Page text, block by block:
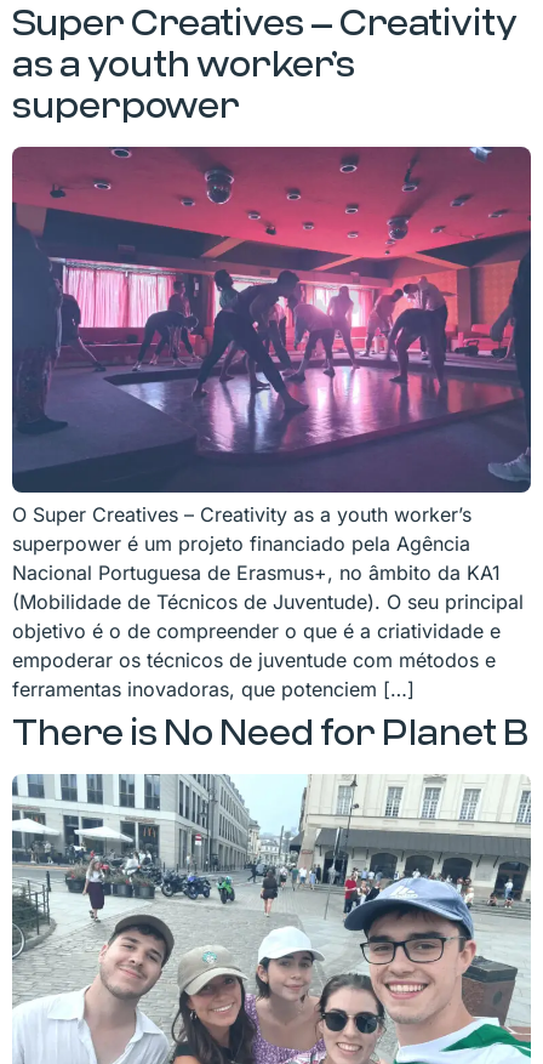
Super Creatives – Creativity
as a youth worker’s
superpower
O Super Creatives – Creativity as a youth worker’s
superpower é um projeto financiado pela Agência
Nacional Portuguesa de Erasmus+, no âmbito da KA1
(Mobilidade de Técnicos de Juventude). O seu principal
objetivo é o de compreender o que é a criatividade e
empoderar os técnicos de juventude com métodos e
ferramentas inovadoras, que potenciem […]
There is No Need for Planet B